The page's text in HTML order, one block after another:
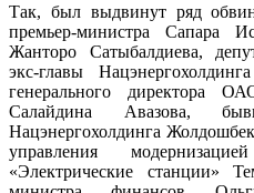
Так, был выдвинут ряд
премьер-министра Сапара
Жанторо Сатыбалдиева,
экс-главы
генерального директора
Салайдина Авазова,
Нацэнергохолдинга
управления
«Электрические станции»